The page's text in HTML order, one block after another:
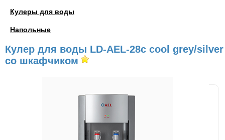
Кулеры для воды
Напольные
Кулер для воды LD-AEL-28c cool grey/silver
со шкафчиком